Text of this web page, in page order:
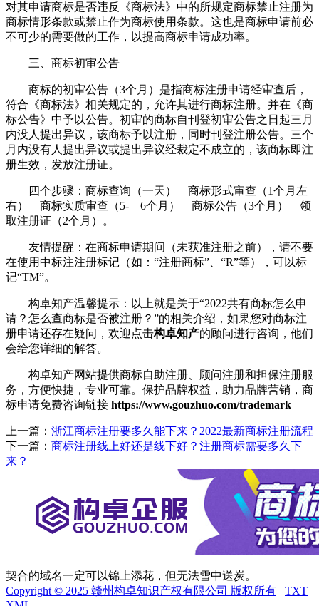
对其申请商标是否违反《商标法》中的所规定商标禁止注册为
商标情形条款或禁止作为商标使用条款。这也是商标申请前必
不可少的需要做的工作，以提高商标申请成功率。
三、商标初审公告
商标的初审公告（3个月）是指商标注册申请经审查后，
符合《商标法》相关规定的，允许其进行商标注册。并在《商
标公告》中予以公告。初审的商标自刊登初审公告之日起三月
内没人提出异议，该商标予以注册，同时刊登注册公告。三个
月内没有人提出异议或提出异议经裁定不成立的，该商标即注
册生效，发放注册证。
四个步骤：商标查询（一天）—商标形式审查（1个月左
右）—商标实质审查（5-—6个月）—商标公告（3个月）—领
取注册证（2个月）。
友情提醒：在商标申请期间（未获准注册之前），请不要
在使用中标注注册标记（如：“注册商标”、“R”等），可以标
记“TM”。
构卓知产温馨提示：以上就是关于“2022共有商标怎么申
请？怎么查商标是否被注册？”的相关介绍，如果您对商标注
册申请还存在疑问，欢迎点击构卓知产的顾问进行咨询，他们
会给您详细的解答。
构卓知产网站提供商标自助注册、顾问注册和担保注册服
务，方便快捷，专业可靠。保护品牌权益，助力品牌营销，商
标申请免费咨询链接 https://www.gouzhuo.com/trademark
上一篇： 浙江商标注册要多久能下来？2022最新商标注册流程
下一篇： 商标注册线上好还是线下好？注册商标需要多久下
来？
契合的域名一定可以锦上添花，但无法雪中送炭。
Copyright © 2025 赣州构卓知识产权有限公司 版权所有
TXT